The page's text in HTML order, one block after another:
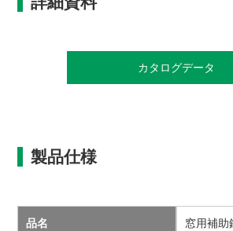
カタログデータ
製品仕様
品名
窓用補